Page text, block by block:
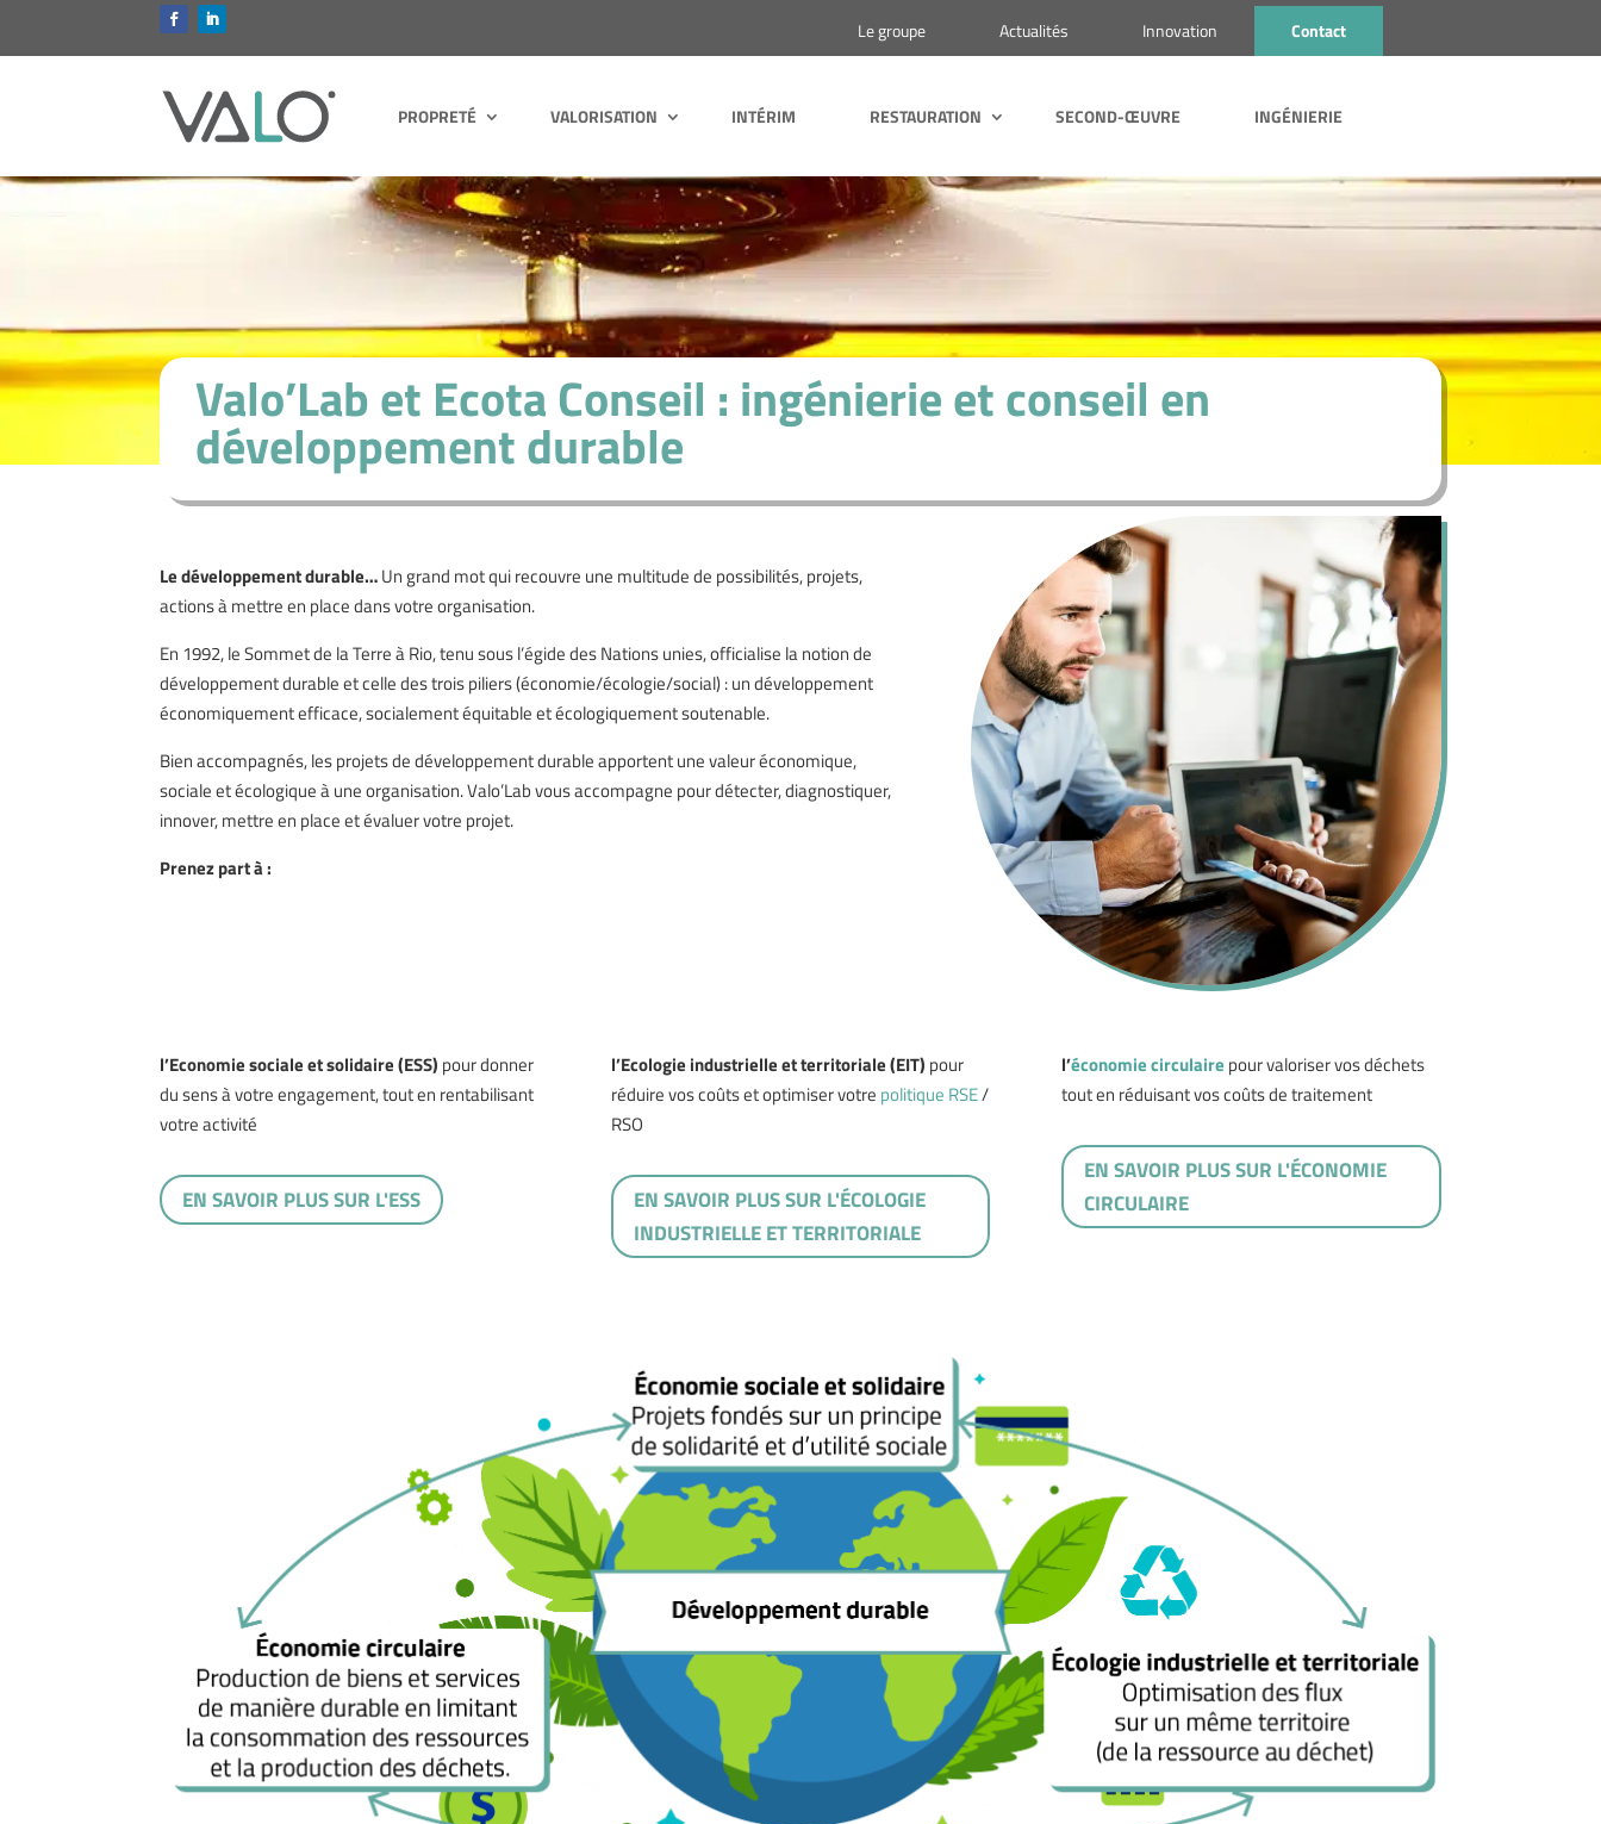
Le groupe Actualités Innovation Contact
PROPRETÉ VALORISATION INTÉRIM RESTAURATION SECOND-ŒUVRE INGÉNIERIE
Valo’Lab et Ecota Conseil : ingénierie et conseil en
développement durable
Le développement durable…Un grand mot qui recouvre une multitude de possibilités, projets,
actions à mettre en place dans votre organisation.
En 1992, le Sommet de la Terre à Rio, tenu sous l’égide des Nations unies, officialise la notion de
développement durable et celle des trois piliers (économie/écologie/social) : un développement
économiquement efficace, socialement équitable et écologiquement soutenable.
Bien accompagnés, les projets de développement durable apportent une valeur économique,
sociale et écologique à une organisation. Valo’Lab vous accompagne pour détecter, diagnostiquer,
innover, mettre en place et évaluer votre projet.
Prenez part à :
l’Economie sociale et solidaire(ESS) pour donner
du sens à votre engagement, tout en rentabilisant
votre activité
EN SAVOIR PLUS SUR L'ESS
l’Ecologie industrielle et territoriale(EIT) pour
réduire vos coûts et optimiser votre politique RSE/
RSO
EN SAVOIR PLUS SUR L'ÉCOLOGIE
INDUSTRIELLE ET TERRITORIALE
l’économie circulaire pour valoriser vos déchets
tout en réduisant vos coûts de traitement
EN SAVOIR PLUS SUR L'ÉCONOMIE
CIRCULAIRE